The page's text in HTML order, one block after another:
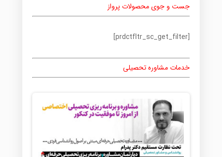
جست و جوی محصولات پرواز
[prdctfltr_sc_get_filter]
خدمات مشاوره تحصیلی